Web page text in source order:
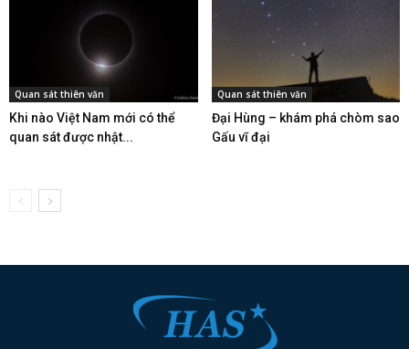
Quan sát thiên văn
Khi nào Việt Nam mới có thể
quan sát được nhật...
Quan sát thiên văn
Đại Hùng – khám phá chòm sao
Gấu vĩ đại